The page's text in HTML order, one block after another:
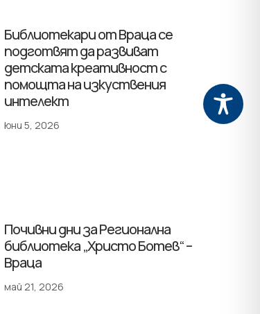
Библиотекари от Враца се
подготвят да развиват
детската креативност с
помощта на изкуствения
интелект
юни 5, 2026
Почивни дни за Регионална
библиотека „Христо Ботев“ –
Враца
май 21, 2026